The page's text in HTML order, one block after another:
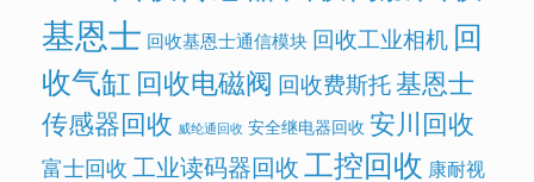
基恩士 回收基恩士通信模块 回收工业相机 回
收气缸 回收电磁阀 回收费斯托基恩士
传感器回收 威纶通回收 安全继电器回收 安川回收
富士回收工业读码器回收工控回收 康耐视